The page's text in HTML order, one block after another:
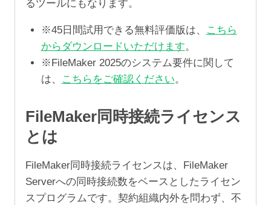
るツールにもなります。
※45日間試用できる無料評価版は、
こちら
からダウンロードいただけます。
※FileMaker 2025のシステム要件に関して
は、
こちらをご確認ください。
FileMaker同時接続ライセンス
とは
FileMaker同時接続ライセンスは、FileMaker
Serverへの同時接続数をベースとしたライセン
スプログラムです。契約組織内外を問わず、不